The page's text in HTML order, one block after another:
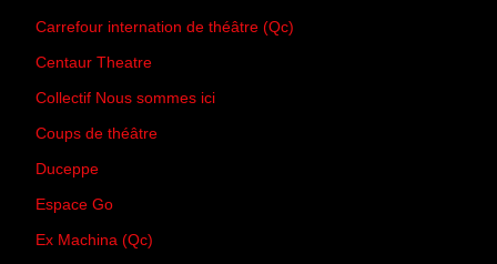
Carrefour internation de théâtre (Qc)
Centaur Theatre
Collectif Nous sommes ici
Coups de théâtre
Duceppe
Espace Go
Ex Machina (Qc)